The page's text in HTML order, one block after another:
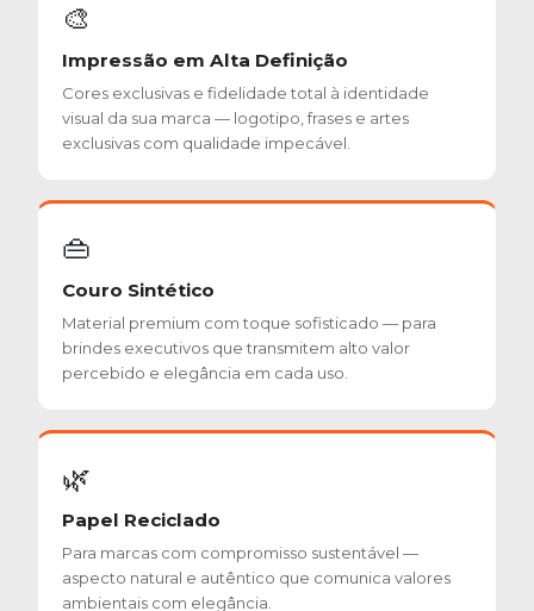
🎨
Impressão em Alta Definição
Cores exclusivas e fidelidade total à identidade
visual da sua marca — logotipo, frases e artes
exclusivas com qualidade impecável.
👜
Couro Sintético
Material premium com toque sofisticado — para
brindes executivos que transmitem alto valor
percebido e elegância em cada uso.
🌿
Papel Reciclado
Para marcas com compromisso sustentável —
aspecto natural e autêntico que comunica valores
ambientais com elegância.